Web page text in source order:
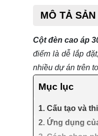
MÔ TẢ SẢN
Cột đèn cao áp
điểm là dễ lắp
nhiều dự án trên
Mục lục
1. Cấu tạo và
2. Ứng dụng